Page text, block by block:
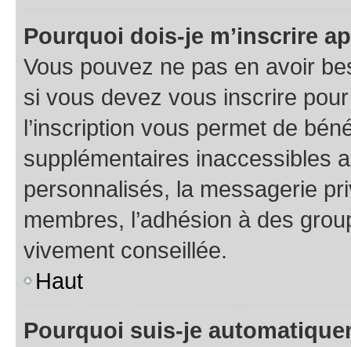
Pourquoi dois-je m’inscrire
Vous pouvez ne pas en avoir
si vous devez vous inscrire
l’inscription vous permet de
supplémentaires inaccessibles
personnalisés, la messagerie
membres, l’adhésion à des
vivement conseillée.
Haut
Pourquoi suis-je